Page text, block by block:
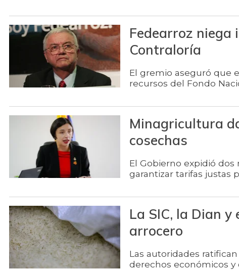
Fedearroz
Contraloría
El gremio aseguró que
recursos del Fondo
Minagricultura
cosechas
El Gobierno expidió
garantizar tarifas justas
La SIC, la Dian
arrocero
Las autoridades
derechos económicos